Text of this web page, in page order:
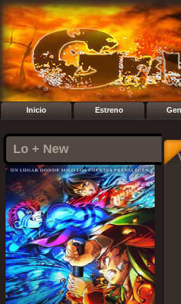
Inicio Estreno
Lo + New